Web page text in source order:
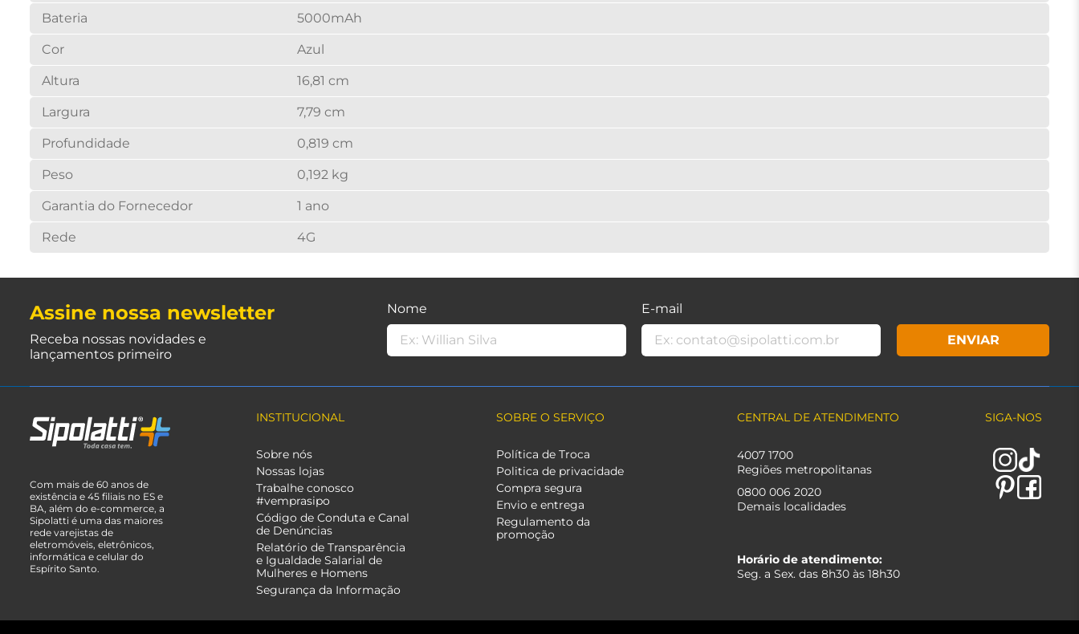
Bateria 5000mAh
Cor Azul
Altura 16,81 cm
Largura 7,79 cm
Profundidade 0,819 cm
Peso 0,192 kg
Garantia do Fornecedor 1 ano
Rede 4G
Assine nossa newsletter
Receba nossas novidades e
lançamentos primeiro
Nome E-mail
ENVIAR
Com mais de 60 anos de
existência e 45 filiais no ES e
BA, além do e-commerce, a
Sipolatti é uma das maiores
rede varejistas de
eletromóveis, eletrônicos,
informática e celular do
Espírito Santo.
INSTITUCIONAL
Sobre nós
Nossas lojas
Trabalhe conosco
#vemprasipo
Código de Conduta e Canal
de Denúncias
Relatório de Transparência
e Igualdade Salarial de
Mulheres e Homens
Segurança da Informação
SOBRE O SERVIÇO
Política de Troca
Politica de privacidade
Compra segura
Envio e entrega
Regulamento da
promoção
CENTRAL DE ATENDIMENTO
4007 1700
Regiões metropolitanas
0800 006 2020
Demais localidades
Horário de atendimento:
Seg. a Sex. das 8h30 às 18h30
SIGA-NOS